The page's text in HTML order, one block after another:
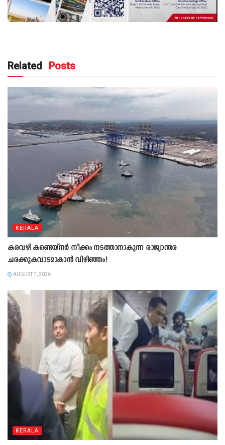
Related Posts
KERALA
കരവഴി കണ്ടെയ്നർ നീക്കം നടത്താനാകുന്ന രാജ്യാന്തര
ചരക്കുകവാടമാകാൻ വിഴിഞ്ഞം!
AUGUST 7, 2026
KERALA